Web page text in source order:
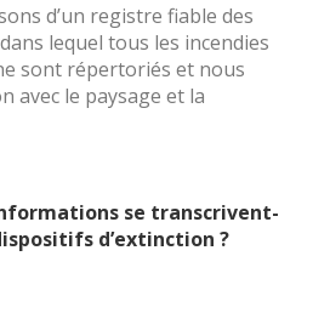
d’un registre fiable des
lequel tous les incendies
sont répertoriés et nous
avec le paysage et la
se transcrivent-
d’extinction ?